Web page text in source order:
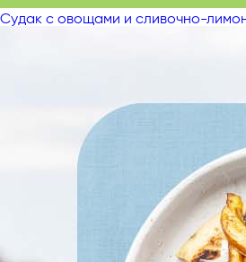
Судак с овощами и сливочно-